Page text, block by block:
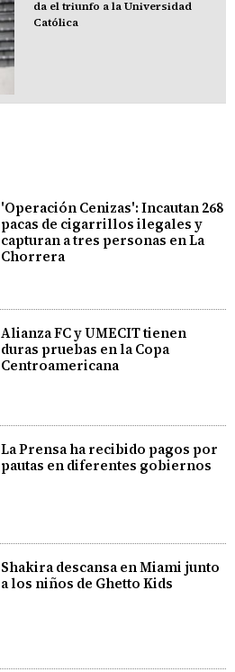
da el triunfo a la Universidad
Católica
'Operación Cenizas': Incautan 268
pacas de cigarrillos ilegales y
capturan a tres personas en La
Chorrera
Alianza FC y UMECIT tienen
duras pruebas en la Copa
Centroamericana
La Prensa ha recibido pagos por
pautas en diferentes gobiernos
Shakira descansa en Miami junto
a los niños de Ghetto Kids